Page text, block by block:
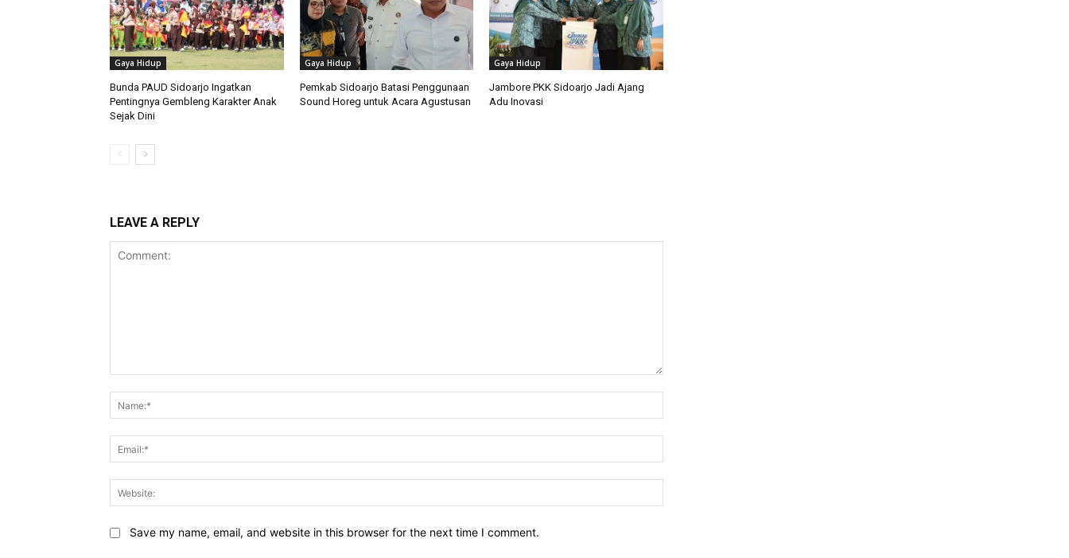
Gaya Hidup
Bunda PAUD Sidoarjo Ingatkan
Pentingnya Gembleng Karakter Anak
Sejak Dini
Gaya Hidup
Pemkab Sidoarjo Batasi Penggunaan
Sound Horeg untuk Acara Agustusan
Gaya Hidup
Jambore PKK Sidoarjo Jadi Ajang
Adu Inovasi
LEAVE A REPLY
Save my name, email, and website in this browser for the next time I comment.